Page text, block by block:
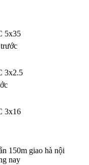
5x35
3x2.5
3x16
150m giao hà nội
nay